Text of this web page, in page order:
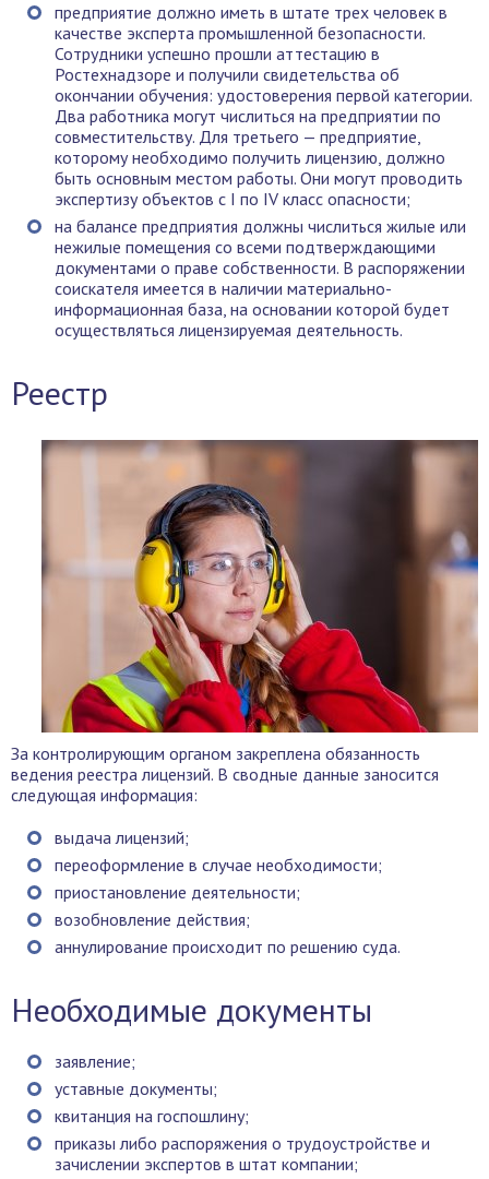
предприятие должно иметь в штате трех человек в
качестве эксперта промышленной безопасности.
Сотрудники успешно прошли аттестацию в
Ростехнадзоре и получили свидетельства об
окончании обучения: удостоверения первой категории.
Два работника могут числиться на предприятии по
совместительству. Для третьего — предприятие,
которому необходимо получить лицензию, должно
быть основным местом работы. Они могут проводить
экспертизу объектов с I по IV класс опасности;
на балансе предприятия должны числиться жилые или
нежилые помещения со всеми подтверждающими
документами о праве собственности. В распоряжении
соискателя имеется в наличии материально-
информационная база, на основании которой будет
осуществляться лицензируемая деятельность.
Реестр
За контролирующим органом закреплена обязанность
ведения реестра лицензий. В сводные данные заносится
следующая информация:
выдача лицензий;
переоформление в случае необходимости;
приостановление деятельности;
возобновление действия;
аннулирование происходит по решению суда.
Необходимые документы
заявление;
уставные документы;
квитанция на госпошлину;
приказы либо распоряжения о трудоустройстве и
зачислении экспертов в штат компании;